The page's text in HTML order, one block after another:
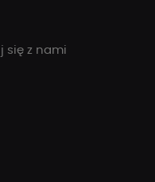
się z nami